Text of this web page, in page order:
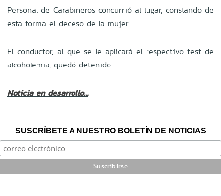
Personal de Carabineros concurrió al lugar, constando de
esta forma el deceso de la mujer.
El conductor, al que se le aplicará el respectivo test de
alcoholemia, quedó detenido.
Noticia en desarrollo…
SUSCRÍBETE A NUESTRO BOLETÍN DE NOTICIAS